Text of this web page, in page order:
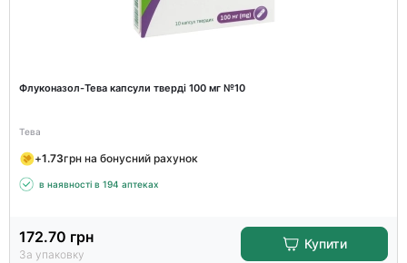
Флуконазол-Тева капсули тверді 100 мг №10
Тева
+1.73грн на бонусний рахунок
в наявності в 194 аптеках
172.70 грн
За упаковку
Купити